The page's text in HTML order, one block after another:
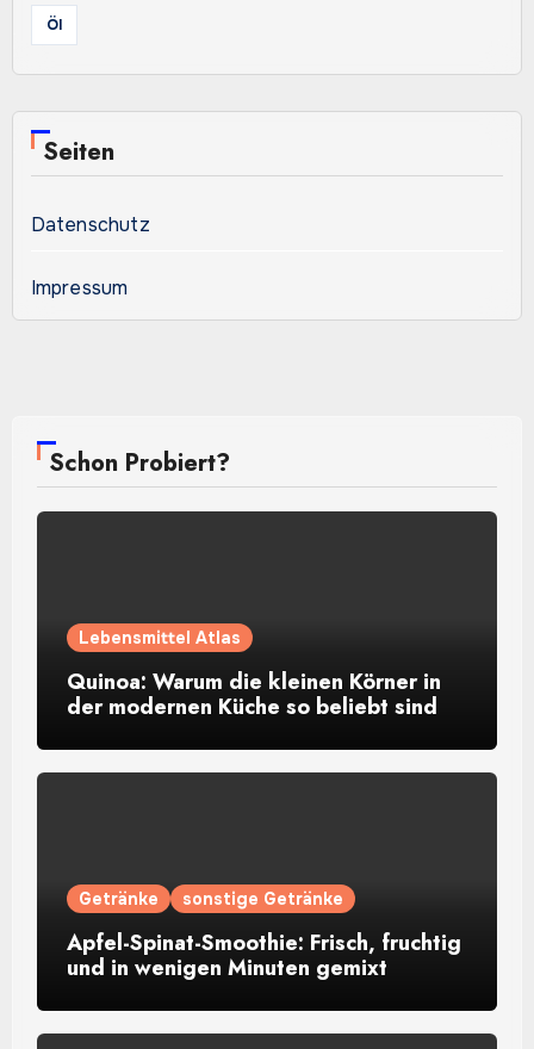
Öl
Seiten
Datenschutz
Impressum
Schon Probiert?
Lebensmittel Atlas
Quinoa: Warum die kleinen Körner in
der modernen Küche so beliebt sind
Getränke sonstige Getränke
Apfel-Spinat-Smoothie: Frisch, fruchtig
und in wenigen Minuten gemixt